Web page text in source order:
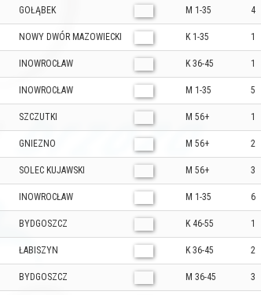
GOŁĄBEK M 1-35 4
NOWY DWÓR MAZOWIECKI K 1-35 1
INOWROCŁAW K 36-45 1
INOWROCŁAW M 1-35 5
SZCZUTKI M 56+ 1
GNIEZNO M 56+ 2
SOLEC KUJAWSKI M 56+ 3
INOWROCŁAW M 1-35 6
BYDGOSZCZ K 46-55 1
ŁABISZYN K 36-45 2
BYDGOSZCZ M 36-45 3